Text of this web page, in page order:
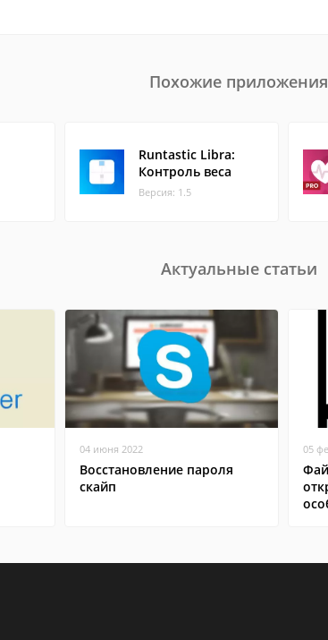
Похожие приложения
Runtastic Libra:
Контроль веса
Версия: 1.5
Актуальные статьи
04 июня 2022
Восстановление пароля
скайп
05